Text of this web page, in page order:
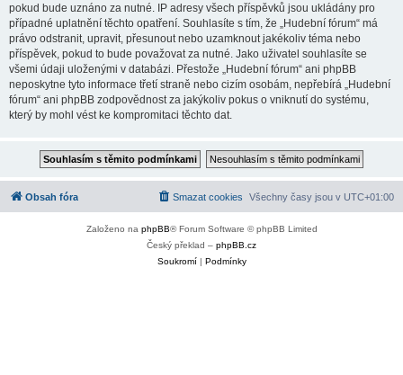
pokud bude uznáno za nutné. IP adresy všech příspěvků jsou ukládány pro
případné uplatnění těchto opatření. Souhlasíte s tím, že „Hudební fórum“ má
právo odstranit, upravit, přesunout nebo uzamknout jakékoliv téma nebo
příspěvek, pokud to bude považovat za nutné. Jako uživatel souhlasíte se
všemi údaji uloženými v databázi. Přestože „Hudební fórum“ ani phpBB
neposkytne tyto informace třetí straně nebo cizím osobám, nepřebírá „Hudební
fórum“ ani phpBB zodpovědnost za jakýkoliv pokus o vniknutí do systému,
který by mohl vést ke kompromitaci těchto dat.
Obsah fóra Všechny časy jsou v UTC+01:00
Smazat cookies
Založeno na phpBB® Forum Software © phpBB Limited
Český překlad – phpBB.cz
Soukromí| Podmínky